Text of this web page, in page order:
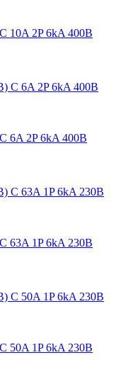
10A 2P 6kA 400В
6A 2P 6kA 400В
63A 1P 6kA 230В
50A 1P 6kA 230В